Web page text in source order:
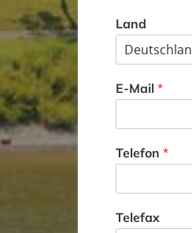
Land
E-Mail *
Telefon *
Telefax